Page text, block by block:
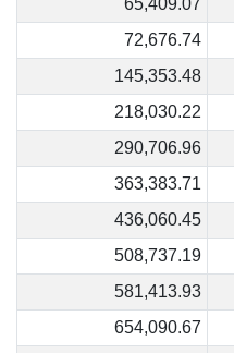
65,409.07
72,676.74
145,353.48
218,030.22
290,706.96
363,383.71
436,060.45
508,737.19
581,413.93
654,090.67